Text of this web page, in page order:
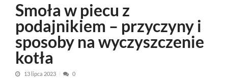
Smoła w piecu z
podajnikiem – przyczyny i
sposoby na wyczyszczenie
kotła
13 lipca 2023 0